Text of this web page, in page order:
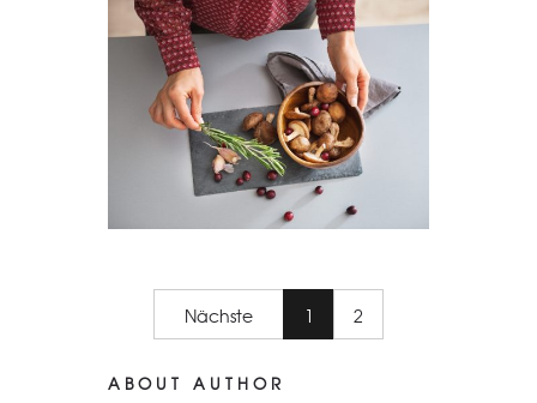
Nächste 1 2
ABOUT AUTHOR